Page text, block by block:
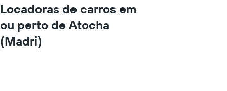
Locadoras de carros em
ou perto de Atocha
(Madri)